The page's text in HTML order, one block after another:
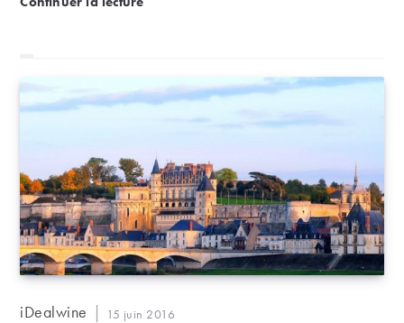
image et à celle des vins qu’il conseille, fin et élégant.
Auteur/autrice
iDealwine
Publication
15 juin 2016